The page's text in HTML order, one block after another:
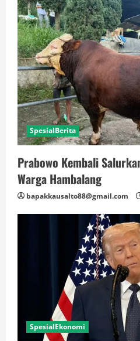
SpesialBerita
Prabowo Kembali
Warga Hambalang
bapakkausalto88@gmail.com
SpesialEkonomi